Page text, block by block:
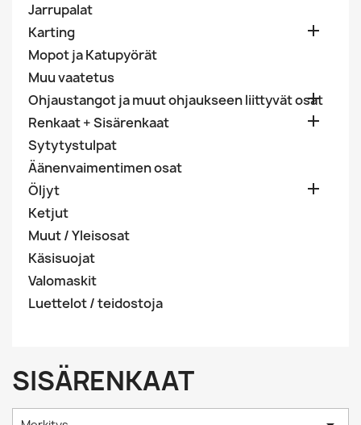
Jarrupalat
Karting

Mopot ja Katupyörät
Muu vaatetus
Ohjaustangot ja muut ohjaukseen liittyvät osat

Renkaat + Sisärenkaat 
Sytytystulpat
Äänenvaimentimen osat
Öljyt

Ketjut
Muut / Yleisosat
Käsisuojat
Valomaskit
Luettelot / teidostoja
SISÄRENKAAT